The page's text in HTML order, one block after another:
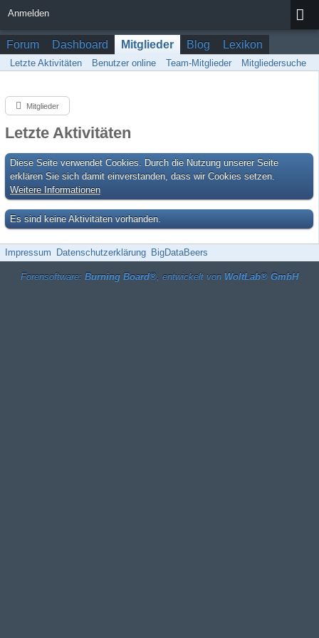
Anmelden
Forum Dashboard Mitglieder Blog Lexikon
Letzte Aktivitäten Benutzer online Team-Mitglieder Mitgliedersuche
Mitglieder
Letzte Aktivitäten
Diese Seite verwendet Cookies. Durch die Nutzung unserer Seite
erklären Sie sich damit einverstanden, dass wir Cookies setzen.
Weitere Informationen
Es sind keine Aktivitäten vorhanden.
Impressum Datenschutzerklärung BigDataBeers
Forensoftware: Burning Board®, entwickelt von WoltLab® GmbH